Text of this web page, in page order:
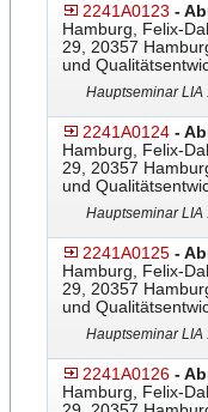
2241A0123 -
Hamburg, Felix-
29, 20357
und
Hauptseminar
2241A0124 -
Hamburg, Felix-
29, 20357
und
Hauptseminar
2241A0125 -
Hamburg, Felix-
29, 20357
und
Hauptseminar LIA
2241A0126 -
Hamburg, Felix-